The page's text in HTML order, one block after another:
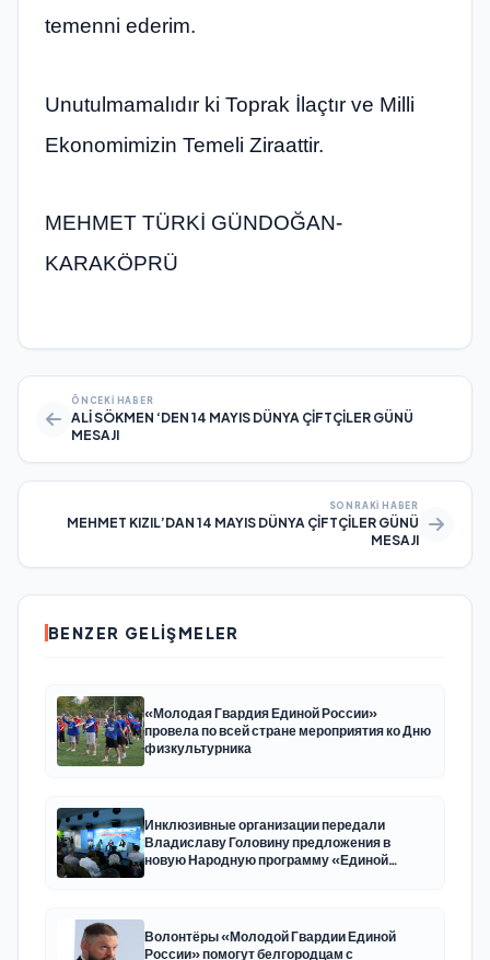
temenni ederim.
Unutulmamalıdır ki Toprak İlaçtır ve Milli
Ekonomimizin Temeli Ziraattir.
MEHMET TÜRKİ GÜNDOĞAN-
KARAKÖPRÜ
ÖNCEKI HABER
ALİ SÖKMEN ‘DEN 14 MAYIS DÜNYA ÇİFTÇİLER GÜNÜ
MESAJI
SONRAKI HABER
MEHMET KIZIL’DAN 14 MAYIS DÜNYA ÇİFTÇİLER GÜNÜ
MESAJI
BENZER GELIŞMELER
«Молодая Гвардия Единой России»
провела по всей стране мероприятия ко Дню
физкультурника
Инклюзивные организации передали
Владиславу Головину предложения в
новую Народную программу «Единой
Волонтёры «Молодой Гвардии Единой
России» помогут белгородцам с